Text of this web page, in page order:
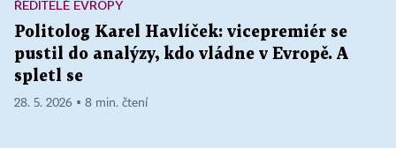
ŘEDITELÉ EVROPY
Politolog Karel Havlíček: vicepremiér se
pustil do analýzy, kdo vládne v Evropě. A
spletl se
28. 5. 2026 ▪ 8 min. čtení